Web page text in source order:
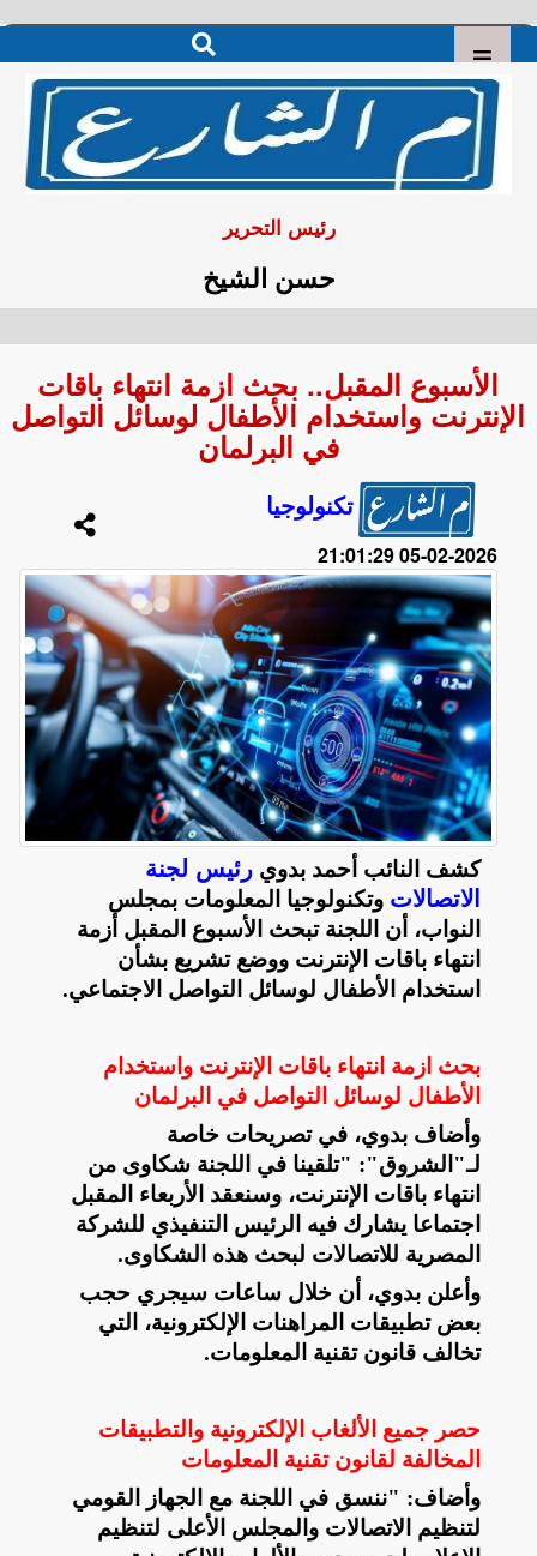
رئيس التحرير
حسن الشيخ
الأسبوع المقبل.. بحث ازمة انتهاء باقات
الإنترنت واستخدام الأطفال لوسائل التواصل
في البرلمان
تكنولوجيا
2026-02-05 21:01:29
كشف النائب أحمد بدويرئيس لجنة
الاتصالات وتكنولوجيا المعلومات بمجلس
النواب، أن اللجنة تبحث الأسبوع المقبل أزمة
انتهاء باقات الإنترنت ووضع تشريع بشأن
استخدام الأطفال لوسائل التواصل الاجتماعي.
بحث ازمة انتهاء باقات الإنترنت واستخدام
الأطفال لوسائل التواصل في البرلمان
وأضاف بدوي، في تصريحات خاصة
لـ"الشروق": "تلقينا في اللجنة شكاوى من
انتهاء باقات الإنترنت، وسنعقد الأربعاء المقبل
اجتماعا يشارك فيه الرئيس التنفيذي للشركة
المصرية للاتصالات لبحث هذه الشكاوى.
وأعلن بدوي، أن خلال ساعات سيجري حجب
بعض تطبيقات المراهنات الإلكترونية، التي
تخالف قانون تقنية المعلومات.
حصر جميع الألغاب الإلكترونية والتطبيقات
المخالفة لقانون تقنية المعلومات
وأضاف: "ننسق في اللجنة مع الجهاز القومي
لتنظيم الاتصالات والمجلس الأعلى لتنظيم